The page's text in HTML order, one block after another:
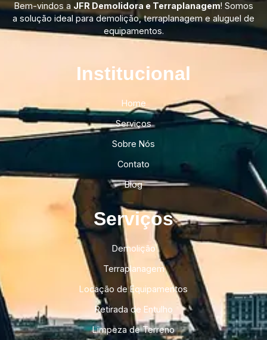
Bem-vindos a JFR Demolidora e Terraplanagem! Somos
a solução ideal para demolição, terraplanagem e aluguel de
equipamentos.
Institucional​
Home
Serviços
Sobre Nós
Contato
Blog
Serviços
Demolição
Terraplanagem
Locação de Equipamentos
Retirada de Entulho
Limpeza de Terreno